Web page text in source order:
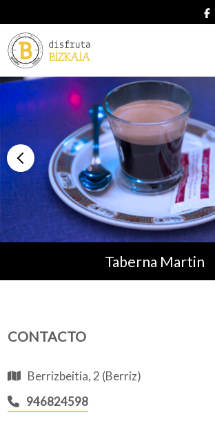
Alojamientos
Restaurantes
Planes
Taberna Martin
CONTACTO
Berrizbeitia, 2 (Berriz)
946824598